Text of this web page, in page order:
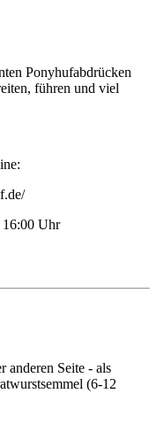
Ponyhufabdrücken
führen und viel
16:00 Uhr
anderen Seite - als
(6-12